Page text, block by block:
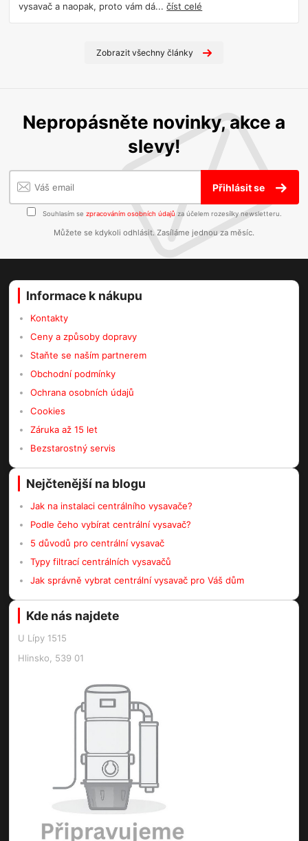
vysavač a naopak, proto vám dá...číst celé
Zobrazit všechny články
Nepropásněte novinky, akce a
slevy!
Přihlásit se
Souhlasím se zpracováním osobních údajů za účelem rozesílky newsletteru.
Můžete se kdykoli odhlásit. Zasíláme jednou za měsíc.
Informace k nákupu
Kontakty
Ceny a způsoby dopravy
Staňte se naším partnerem
Obchodní podmínky
Ochrana osobních údajů
Cookies
Záruka až 15 let
Bezstarostný servis
Nejčtenější na blogu
Jak na instalaci centrálního vysavače?
Podle čeho vybírat centrální vysavač?
5 důvodů pro centrální vysavač
Typy filtrací centrálních vysavačů
Jak správně vybrat centrální vysavač pro Váš dům
Kde nás najdete
U Lípy 1515
Hlinsko, 539 01